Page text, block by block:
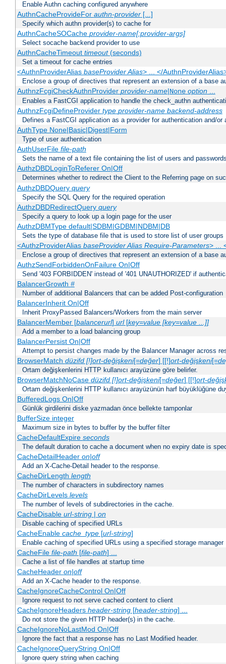
Enable Authn caching configured anywhere
AuthnCacheProvideFor authn-provider[...]
Specify which authn provider(s) to cache for
AuthnCacheSOCache provider-name[:provider-args]
Select socache backend provider to use
AuthnCacheTimeout timeout(seconds)
Set a timeout for cache entries
<AuthnProviderAlias baseProvider Alias> ... </
Enclose a group of directives that represent an extension of a base
AuthnzFcgiCheckAuthnProvider provider-name|None option...
Enables a FastCGI application to handle the check_authn
AuthnzFcgiDefineProvider type provider-name backend-address
Defines a FastCGI application as a provider for authentication and/or
AuthType None|Basic|Digest|Form
Type of user authentication
AuthUserFile file-path
Sets the name of a text file containing the list of users and
AuthzDBDLoginToReferer On|Off
Determines whether to redirect the Client to the Referring page on
AuthzDBDQuery query
Specify the SQL Query for the required operation
AuthzDBDRedirectQuery query
Specify a query to look up a login page for the user
AuthzDBMType default|SDBM|GDBM|NDBM|DB
Sets the type of database file that is used to store list of user groups
<AuthzProviderAlias baseProvider Alias Require-Parameters> ...
Enclose a group of directives that represent an extension of a base
AuthzSendForbiddenOnFailure On|Off
Send '403 FORBIDDEN' instead of '401 UNAUTHORIZED' if
BalancerGrowth #
Number of additional Balancers that can be added Post-configuration
BalancerInherit On|Off
Inherit ProxyPassed Balancers/Workers from the main server
BalancerMember [balancerurl] url[key=value [key=value ...]]
Add a member to a load balancing group
BalancerPersist On|Off
Attempt to persist changes made by the Balancer Manager across
BrowserMatch düzifd [!]ort-değişkeni[=değer] [[!]ort-değişkeni[=
Ortam değişkenlerini HTTP kullanıcı arayüzüne göre belirler.
BrowserMatchNoCase düzifd [!]ort-değişkeni[=değer] [[!]ort-
Ortam değişkenlerini HTTP kullanıcı arayüzünün harf büyüklüğüne
BufferedLogs On|Off
Günlük girdilerini diske yazmadan önce bellekte tamponlar
BufferSize integer
Maximum size in bytes to buffer by the buffer filter
CacheDefaultExpire seconds
The default duration to cache a document when no expiry date is
CacheDetailHeader on|off
Add an X-Cache-Detail header to the response.
CacheDirLength length
The number of characters in subdirectory names
CacheDirLevels levels
The number of levels of subdirectories in the cache.
CacheDisable url-string| on
Disable caching of specified URLs
CacheEnable cache_type[url-string]
Enable caching of specified URLs using a specified storage manager
CacheFile file-path [file-path] ...
Cache a list of file handles at startup time
CacheHeader on|off
Add an X-Cache header to the response.
CacheIgnoreCacheControl On|Off
Ignore request to not serve cached content to client
CacheIgnoreHeaders header-string[header-string] ...
Do not store the given HTTP header(s) in the cache.
CacheIgnoreNoLastMod On|Off
Ignore the fact that a response has no Last Modified header.
CacheIgnoreQueryString On|Off
Ignore query string when caching